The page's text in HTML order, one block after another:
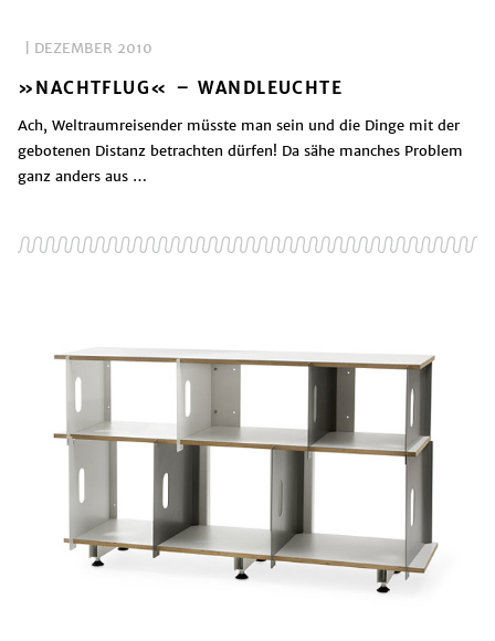
| DEZEMBER 2010
»NACHTFLUG« – WANDLEUCHTE
Ach, Weltraumreisender müsste man sein und die Dinge mit der
gebotenen Distanz betrachten dürfen! Da sähe manches Problem
ganz anders aus …